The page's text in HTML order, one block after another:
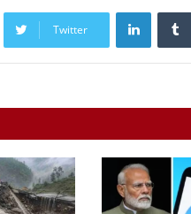
Twitter
LinkedIn